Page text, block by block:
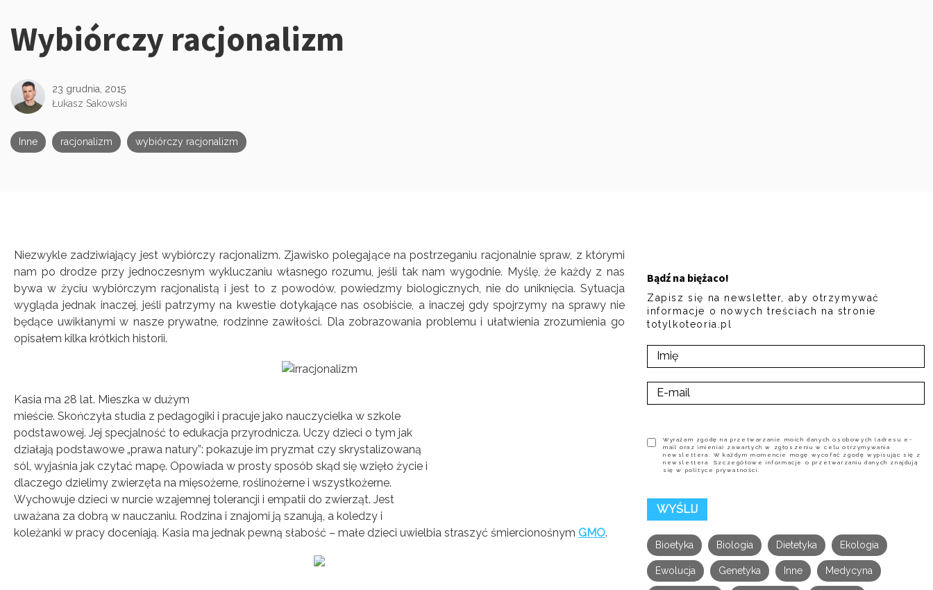
Kategorie:
Wybiórczy racjonalizm
23 grudnia, 2015
Łukasz Sakowski
Inne racjonalizm wybiórczy racjonalizm
Niezwykle zadziwiający jest wybiórczy racjonalizm. Zjawisko polegające na postrzeganiu racjonalnie spraw, z którymi
nam po drodze przy jednoczesnym wykluczaniu własnego rozumu, jeśli tak nam wygodnie. Myślę, że każdy z nas
bywa w życiu wybiórczym racjonalistą i jest to z powodów, powiedzmy biologicznych, nie do uniknięcia. Sytuacja
wygląda jednak inaczej, jeśli patrzymy na kwestie dotykające nas osobiście, a inaczej gdy spojrzymy na sprawy nie
będące uwikłanymi w nasze prywatne, rodzinne zawiłości. Dla zobrazowania problemu i ułatwienia zrozumienia go
opisałem kilka krótkich historii.
Kasia ma 28 lat. Mieszka w dużym
mieście. Skończyła studia z pedagogiki i pracuje jako nauczycielka w szkole
podstawowej. Jej specjalność to edukacja przyrodnicza. Uczy dzieci o tym jak
działają podstawowe „prawa natury”: pokazuje im pryzmat czy skrystalizowaną
sól, wyjaśnia jak czytać mapę. Opowiada w prosty sposób skąd się wzięło życie i
dlaczego dzielimy zwierzęta na mięsożerne, roślinożerne i wszystkożerne.
Wychowuje dzieci w nurcie wzajemnej tolerancji i empatii do zwierząt. Jest
uważana za dobrą w nauczaniu. Rodzina i znajomi ją szanują, a koledzy i
koleżanki w pracy doceniają. Kasia ma jednak pewną słabość – małe dzieci uwielbia straszyć śmiercionośnym GMO.
Bądź na biężaco!
Zapisz się na newsletter, aby otrzymywać
informacje o nowych treściach na stronie
totylkoteoria.pl
Wyrażam zgodę na przetwarzanie moich danych osobowych (adresu e-
mail oraz imienia) zawartych w zgłoszeniu w celu otrzymywania
newslettera. W każdym momencie mogę wycofać zgodę wypisując się z
newslettera. Szczegółowe informacje o przetwarzaniu danych znajdują
się w polityce prywatności.
Bioetyka Biologia Dietetyka Ekologia
Ewolucja Genetyka Inne Medycyna